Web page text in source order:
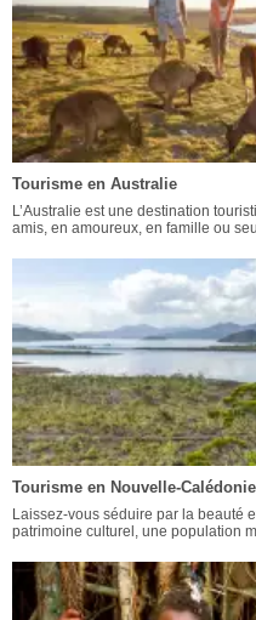
Tourisme en Australie
L’Australie est une destination
amis, en amoureux, en famille ou
Tourisme en Nouvelle-Calédonie
Laissez-vous séduire par la beauté
patrimoine culturel, une population